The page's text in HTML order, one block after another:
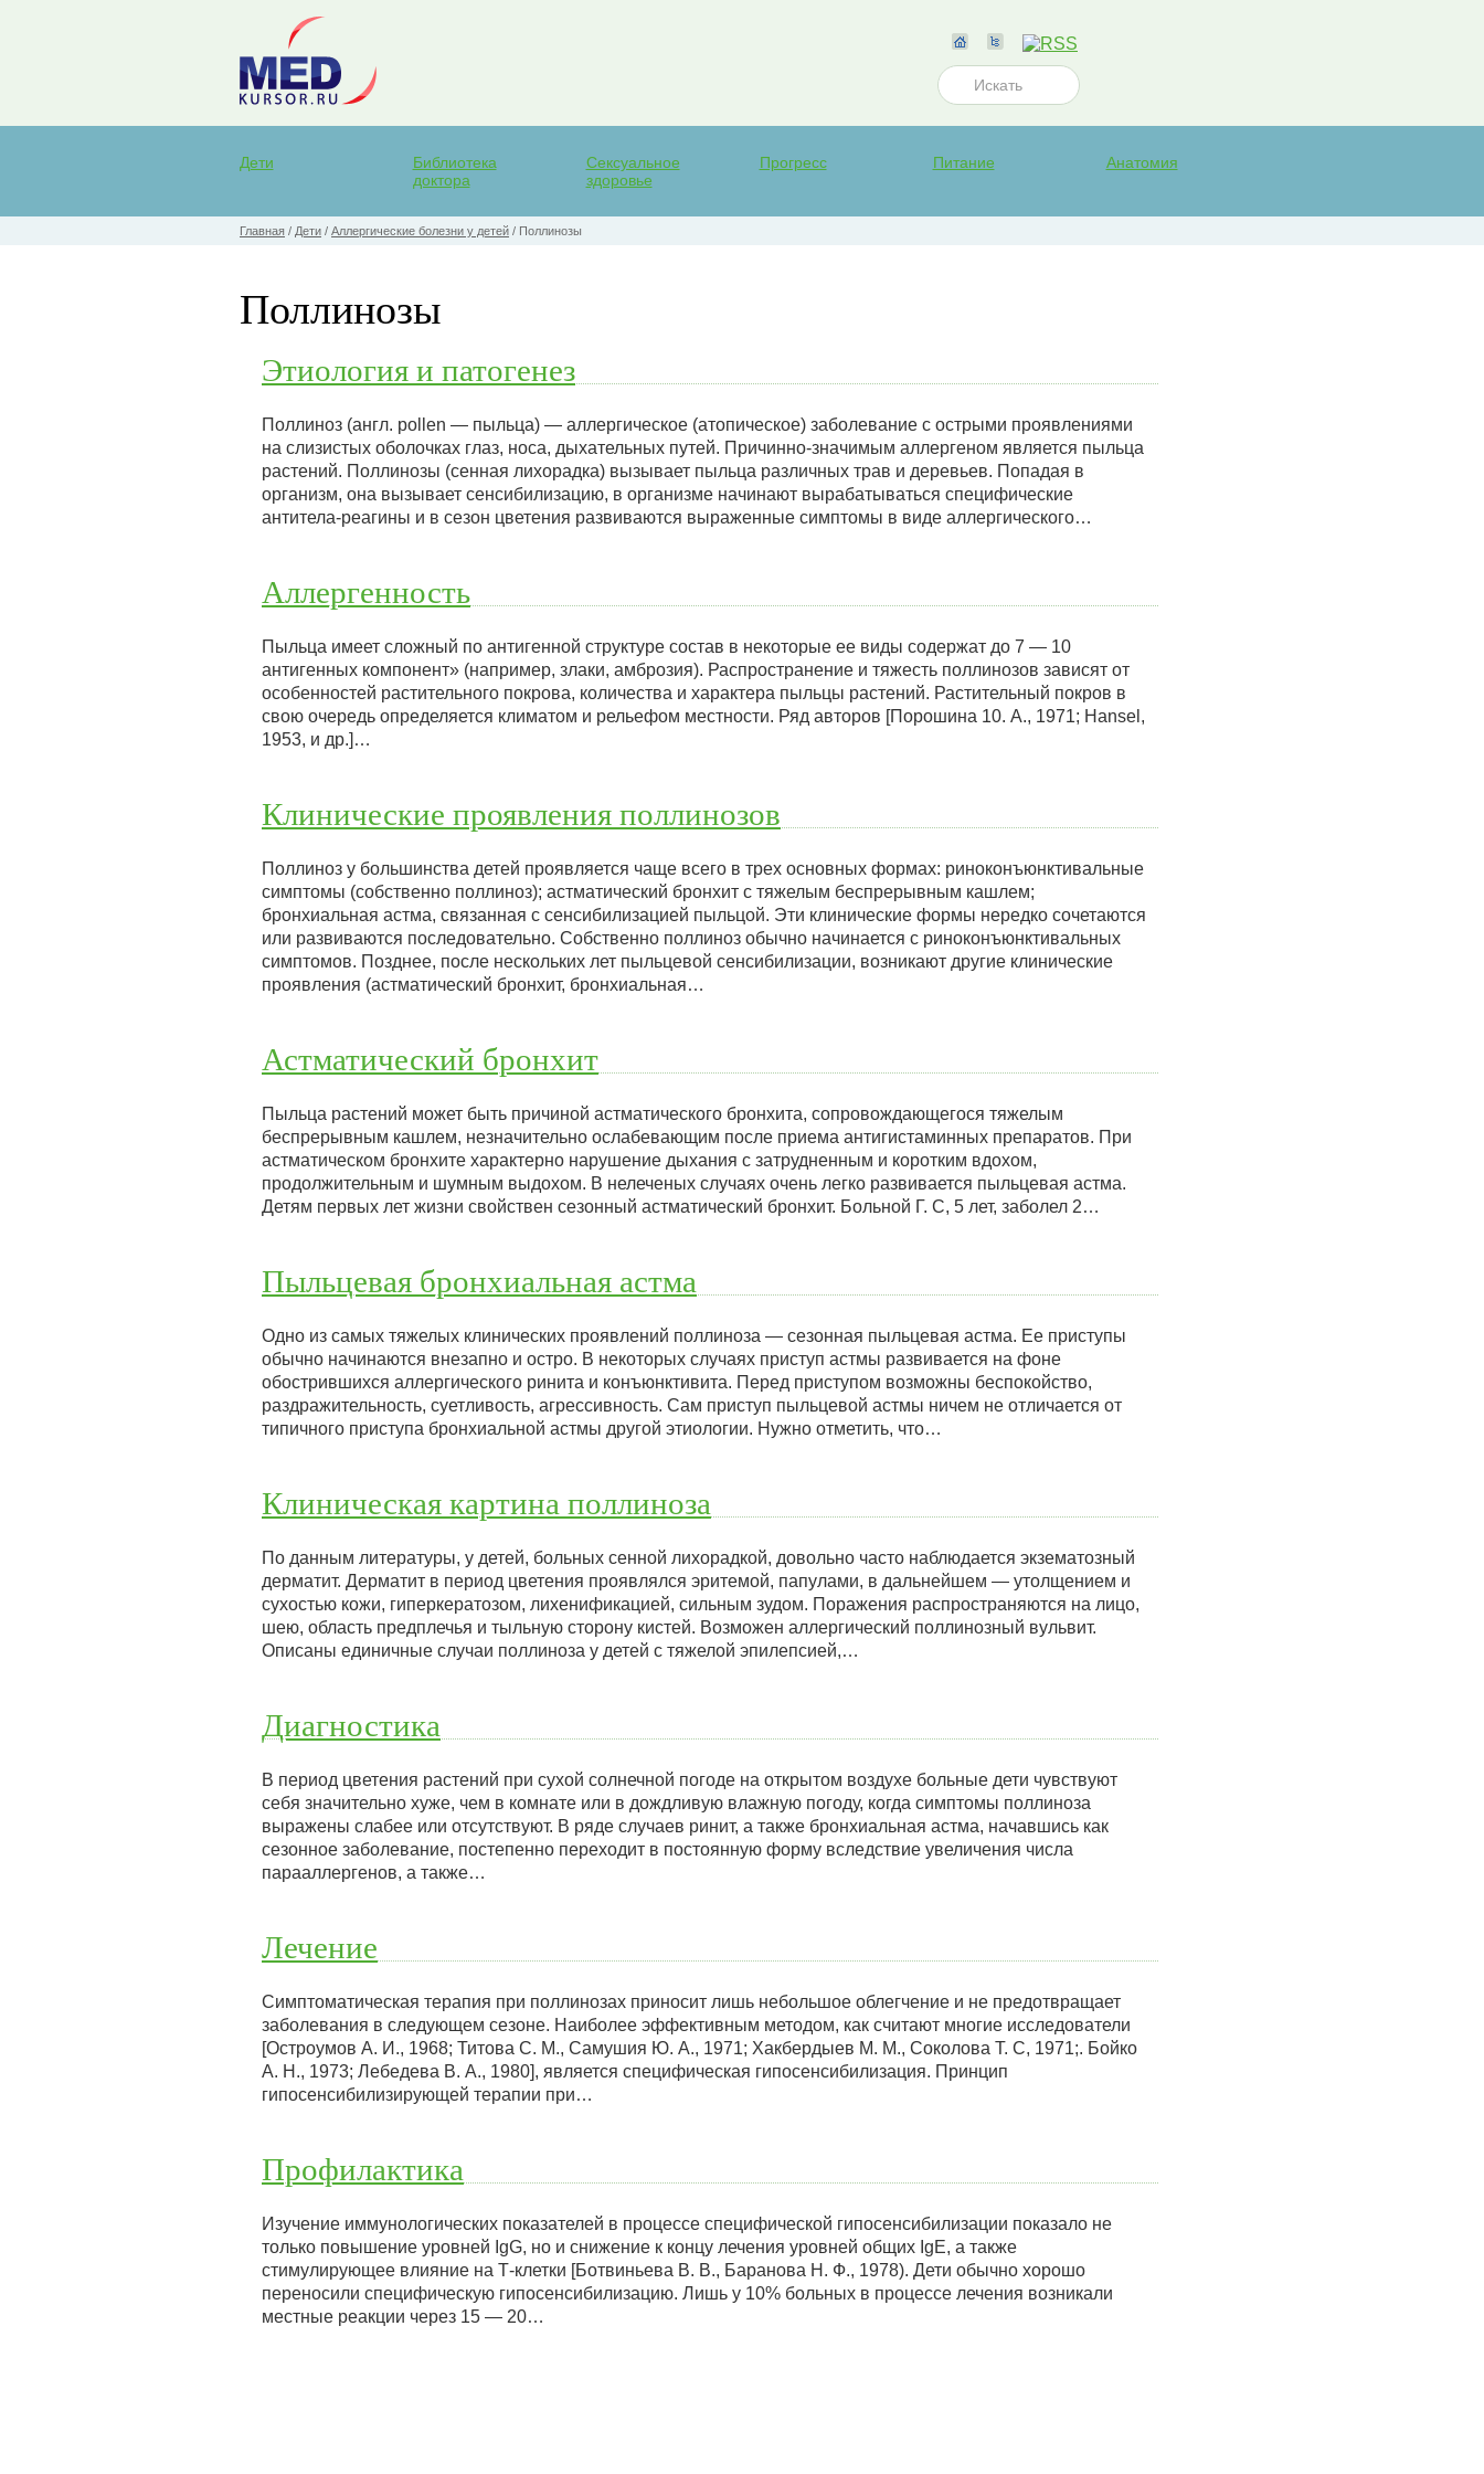
Дети
Библиотека
доктора
Сексуальное
здоровье
Прогресс Питание Анатомия
Главная / Дети / Аллергические болезни у детей / Поллинозы
Поллинозы
Этиология и патогенез
Поллиноз (англ. pollen — пыльца) — аллергическое (атопическое) заболевание с острыми проявлениями
на слизистых оболочках глаз, носа, дыхательных путей. Причинно-значимым аллергеном является пыльца
растений. Поллинозы (сенная лихорадка) вызывает пыльца различных трав и деревьев. Попадая в
организм, она вызывает сенсибилизацию, в организме начинают вырабатываться специфические
антитела-реагины и в сезон цветения развиваются выраженные симптомы в виде аллергического…
Аллергенность
Пыльца имеет сложный по антигенной структуре состав в некоторые ее виды содержат до 7 — 10
антигенных компонент» (например, злаки, амброзия). Распространение и тяжесть поллинозов зависят от
особенностей растительного покрова, количества и характера пыльцы растений. Растительный покров в
свою очередь определяется климатом и рельефом местности. Ряд авторов [Порошина 10. А., 1971; Hansel,
1953, и др.]…
Клинические проявления поллинозов
Поллиноз у большинства детей проявляется чаще всего в трех основных формах: риноконъюнктивальные
симптомы (собственно поллиноз); астматический бронхит с тяжелым беспрерывным кашлем;
бронхиальная астма, связанная с сенсибилизацией пыльцой. Эти клинические формы нередко сочетаются
или развиваются последовательно. Собственно поллиноз обычно начинается с риноконъюнктивальных
симптомов. Позднее, после нескольких лет пыльцевой сенсибилизации, возникают другие клинические
проявления (астматический бронхит, бронхиальная…
Астматический бронхит
Пыльца растений может быть причиной астматического бронхита, сопровождающегося тяжелым
беспрерывным кашлем, незначительно ослабевающим после приема антигистаминных препаратов. При
астматическом бронхите характерно нарушение дыхания с затрудненным и коротким вдохом,
продолжительным и шумным выдохом. В нелеченых случаях очень легко развивается пыльцевая астма.
Детям первых лет жизни свойствен сезонный астматический бронхит. Больной Г. С, 5 лет, заболел 2…
Пыльцевая бронхиальная астма
Одно из самых тяжелых клинических проявлений поллиноза — сезонная пыльцевая астма. Ее приступы
обычно начинаются внезапно и остро. В некоторых случаях приступ астмы развивается на фоне
обострившихся аллергического ринита и конъюнктивита. Перед приступом возможны беспокойство,
раздражительность, суетливость, агрессивность. Сам приступ пыльцевой астмы ничем не отличается от
типичного приступа бронхиальной астмы другой этиологии. Нужно отметить, что…
Клиническая картина поллиноза
По данным литературы, у детей, больных сенной лихорадкой, довольно часто наблюдается экзематозный
дерматит. Дерматит в период цветения проявлялся эритемой, папулами, в дальнейшем — утолщением и
сухостью кожи, гиперкератозом, лихенификацией, сильным зудом. Поражения распространяются на лицо,
шею, область предплечья и тыльную сторону кистей. Возможен аллергический поллинозный вульвит.
Описаны единичные случаи поллиноза у детей с тяжелой эпилепсией,…
Диагностика
В период цветения растений при сухой солнечной погоде на открытом воздухе больные дети чувствуют
себя значительно хуже, чем в комнате или в дождливую влажную погоду, когда симптомы поллиноза
выражены слабее или отсутствуют. В ряде случаев ринит, а также бронхиальная астма, начавшись как
сезонное заболевание, постепенно переходит в постоянную форму вследствие увеличения числа
парааллергенов, а также…
Лечение
Симптоматическая терапия при поллинозах приносит лишь небольшое облегчение и не предотвращает
заболевания в следующем сезоне. Наиболее эффективным методом, как считают многие исследователи
[Остроумов А. И., 1968; Титова С. М., Самушия Ю. А., 1971; Хакбердыев М. М., Соколова Т. С, 1971;. Бойко
А. Н., 1973; Лебедева В. А., 1980], является специфическая гипосенсибилизация. Принцип
гипосенсибилизирующей терапии при…
Профилактика
Изучение иммунологических показателей в процессе специфической гипосенсибилизации показало не
только повышение уровней IgG, но и снижение к концу лечения уровней общих IgE, а также
стимулирующее влияние на Т-клетки [Ботвиньева В. В., Баранова Н. Ф., 1978). Дети обычно хорошо
переносили специфическую гипосенсибилизацию. Лишь у 10% больных в процессе лечения возникали
местные реакции через 15 — 20…